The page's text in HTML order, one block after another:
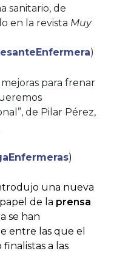
sanitario, de
en la revista Muy
)
para frenar
de Pilar Pérez,
)
una nueva
de la prensa
se han
entre las que el
a las